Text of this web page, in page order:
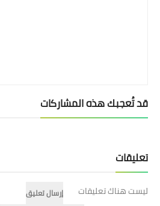
قد تُعجبك هذه المشاركات
تعليقات
ليست هناك تعليقات إرسال تعليق